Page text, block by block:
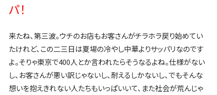
パ！
来たね、第三波。ウチのお店もお客さんがチラホラ戻り始めてい
たけれど、この二三日は夏場の冷やし中華よりサッパリなのです
よ。そりゃ東京で400人とか言われたらそうなるよね。仕様がない
し、お客さんが悪い訳じゃないし、耐えるしかないし、でもそんな
想いを抱えきれない人たちもいっぱいいて、また社会が荒んじゃ